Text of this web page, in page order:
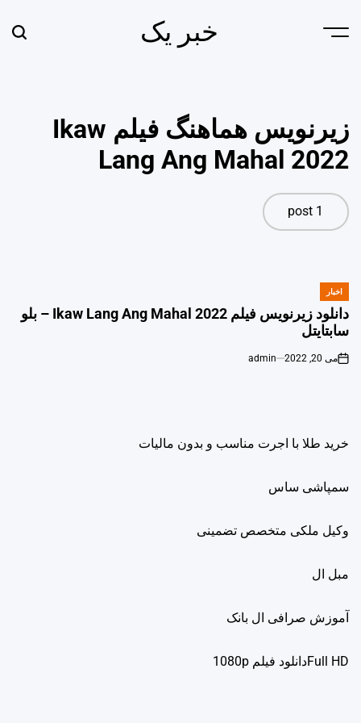
Menu خبر یک
زیرنویس هماهنگ فیلم Ikaw
Lang Ang Mahal 2022
1 post
POSTED
اخبار
دانلود زیرنویس فیلم Ikaw Lang Ang Mahal 2022 – بلو
سابتايتل
on
می 20, 2022 admin
خرید طلا با اجرت مناسب و بدون مالیات
سمپاشی ساس
وکیل ملکی متخصص تضمینی
مبل ال
آموزش صرافی ال بانک
Full HDدانلود فيلم 1080p